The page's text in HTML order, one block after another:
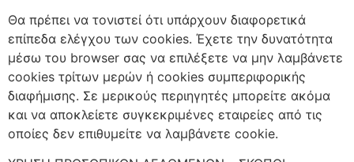
Θα πρέπει να τονιστεί ότι υπάρχουν διαφορετικά
επίπεδα ελέγχου των cookies. Έχετε την δυνατότητα
μέσω του browser σας να επιλέξετε να μην λαμβάνετε
cookies τρίτων μερών ή cookies συμπεριφορικής
διαφήμισης. Σε μερικούς περιηγητές μπορείτε ακόμα
και να αποκλείετε συγκεκριμένες εταιρείες από τις
οποίες δεν επιθυμείτε να λαμβάνετε cookie.